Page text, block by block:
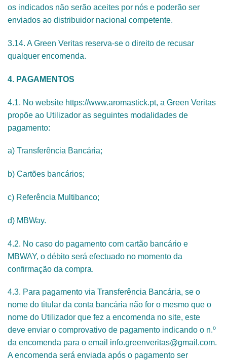
os indicados não serão aceites por nós e poderão ser
enviados ao distribuidor nacional competente.
3.14. A Green Veritas reserva-se o direito de recusar
qualquer encomenda.
4. PAGAMENTOS
4.1. No website https://www.aromastick.pt, a Green Veritas
propõe ao Utilizador as seguintes modalidades de
pagamento:
a) Transferência Bancária;
b) Cartões bancários;
c) Referência Multibanco;
d) MBWay.
4.2. No caso do pagamento com cartão bancário e
MBWAY, o débito será efectuado no momento da
confirmação da compra.
4.3. Para pagamento via Transferência Bancária, se o
nome do titular da conta bancária não for o mesmo que o
nome do Utilizador que fez a encomenda no site, este
deve enviar o comprovativo de pagamento indicando o n.º
da encomenda para o email info.greenveritas@gmail.com.
A encomenda será enviada após o pagamento ser